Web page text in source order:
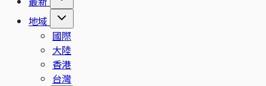
地域
國際
大陸
香港
台灣